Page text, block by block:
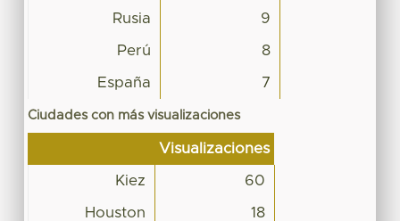
Rusia 9
Perú 8
España 7
Ciudades con más visualizaciones
Visualizaciones
Kiez 60
Houston 18